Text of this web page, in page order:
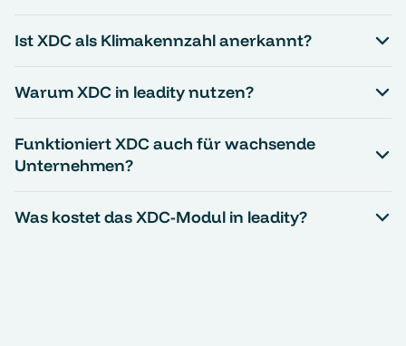
Ist XDC als Klimakennzahl anerkannt?
Warum XDC in leadity nutzen?
Funktioniert XDC auch für wachsende
Unternehmen?
Was kostet das XDC-Modul in leadity?